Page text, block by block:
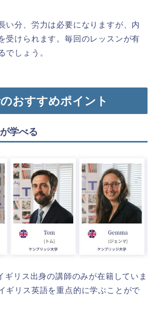
い分、労力は必要になりますが、内
受けられます。毎回のレッスンが有
でしょう。
おすすめポイント
学べる
ギリス出身の講師のみが在籍していま
ギリス英語を重点的に学ぶことがで